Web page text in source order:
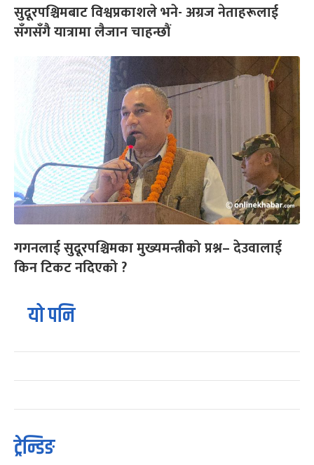
सुदूरपश्चिमबाट विश्वप्रकाशले भने- अग्रज नेताहरूलाई
सँगसँगै यात्रामा लैजान चाहन्छौं
गगनलाई सुदूरपश्चिमका मुख्यमन्त्रीको प्रश्न– देउवालाई
किन टिकट नदिएको ?
यो पनि
ट्रेन्डिङ